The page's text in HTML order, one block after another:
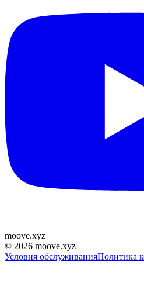
moove.xyz
© 2026 moove.xyz
Условия обслуживанияПолитика